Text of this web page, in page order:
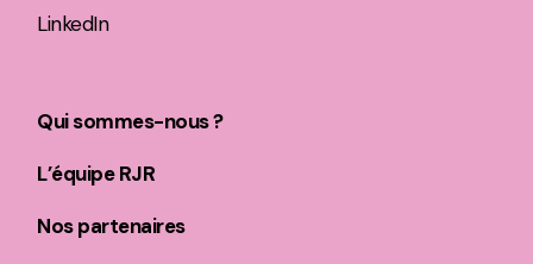
LinkedIn
Qui sommes-nous ?
L’équipe RJR
Nos partenaires